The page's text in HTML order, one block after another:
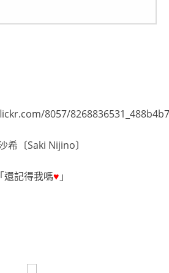
希〔Saki Nijino〕
「還記得我嗎♥ 」